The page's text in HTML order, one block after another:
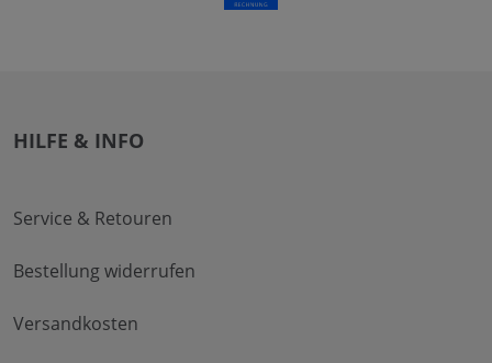
HILFE & INFO
Service & Retouren
Bestellung widerrufen
Versandkosten